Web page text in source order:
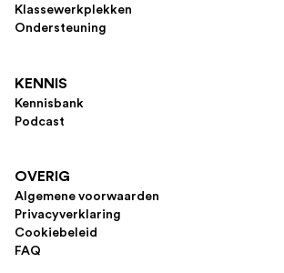
Klassewerkplekken
Ondersteuning
KENNIS
Kennisbank
Podcast
OVERIG
Algemene voorwaarden
Privacyverklaring
Cookiebeleid
FAQ